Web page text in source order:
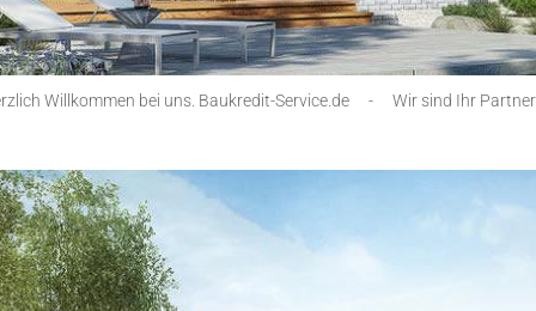
Willkommen bei uns. Baukredit-Service.de - Wir sind Ihr